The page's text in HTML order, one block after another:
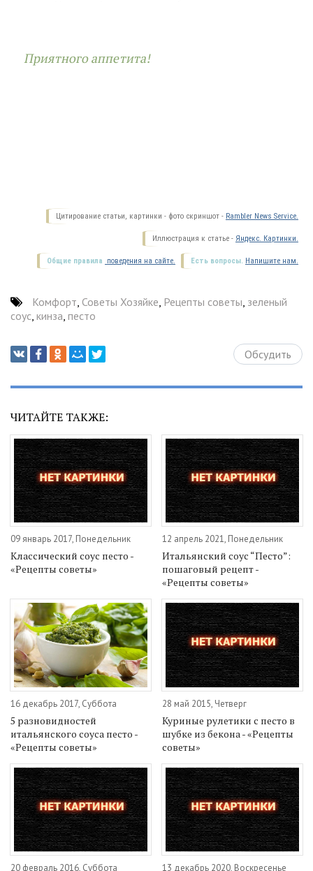
Приятного аппетита!
Цитирование статьи, картинки - фото скриншот - Rambler News Service.
Иллюстрация к статье - Яндекс. Картинки.
Есть вопросы. Напишите нам.
Общие правила поведения на сайте.
Комфорт, Советы Хозяйке, Рецепты советы, зеленый
соус, кинза, песто
Обсудить
ЧИТАЙТЕ ТАКЖЕ:
09 январь 2017, Понедельник
Классический соус песто -
«Рецепты советы»
12 апрель 2021, Понедельник
Итальянский соус “Песто”:
пошаговый рецепт -
«Рецепты советы»
16 декабрь 2017, Суббота
5 разновидностей
итальянского соуса песто -
«Рецепты советы»
28 май 2015, Четверг
Куриные рулетики с песто в
шубке из бекона - «Рецепты
советы»
20 февраль 2016, Суббота 13 декабрь 2020, Воскресенье